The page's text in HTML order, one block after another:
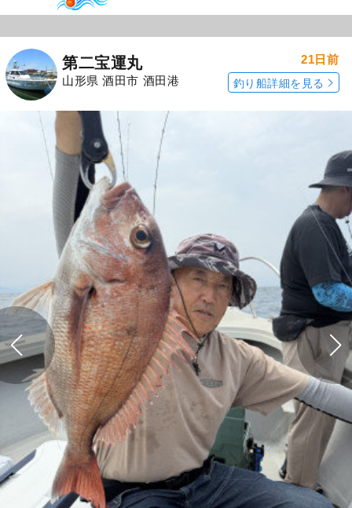
第二宝運丸
山形県 酒田市 酒田港
21日前
釣り船詳細を見る